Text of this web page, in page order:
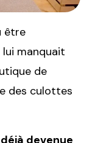
être
manquait
de
des culottes
devenue